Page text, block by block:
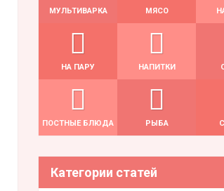
МУЛЬТИВАРКА МЯСО
НА ПАРУ НАПИТКИ
ПОСТНЫЕ БЛЮДА РЫБА
Категории статей